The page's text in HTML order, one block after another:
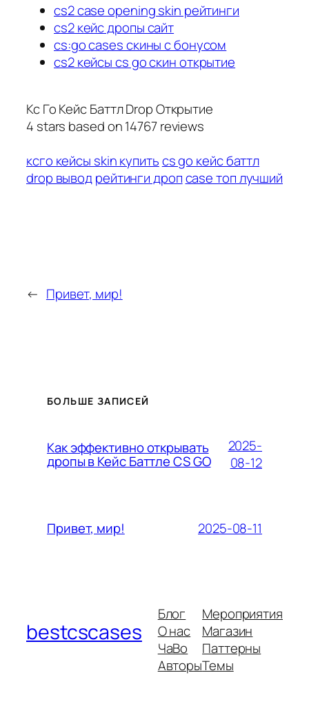
cs2 case opening skin рейтинги
cs2 кейс дропы сайт
cs:go cases скины с бонусом
cs2 кейсы cs go скин открытие
Кс Го Кейс Баттл Drop Открытие
4 stars based on14767reviews
ксго кейсы skin купитьcs go кейс баттл
drop выводрейтинги дропcase топ лучший
← Привет, мир!
БОЛЬШЕ ЗАПИСЕЙ
Как эффективно открывать
дропы в Кейс Баттле CS GO
2025-
08-12
Привет, мир! 2025-08-11
bestcscases
Блог
О нас
ЧаВо
Авторы
Мероприятия
Магазин
Паттерны
Темы